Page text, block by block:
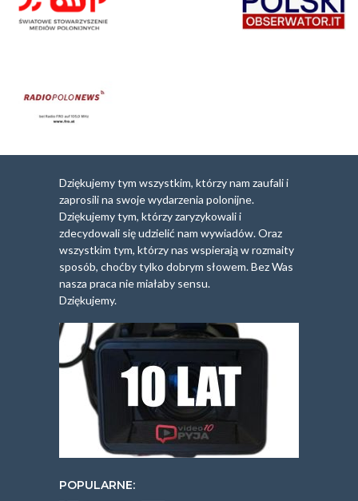
Dziękujemy tym wszystkim, którzy nam zaufali i
zaprosili na swoje wydarzenia polonijne.
Dziękujemy tym, którzy zaryzykowali i
zdecydowali się udzielić nam wywiadów. Oraz
wszystkim tym, którzy nas wspierają w rozmaity
sposób, choćby tylko dobrym słowem. Bez Was
nasza praca nie miałaby sensu.
Dziękujemy.
POPULARNE: